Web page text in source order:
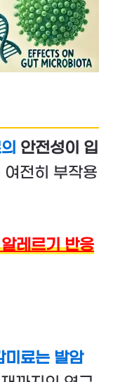
안전성이 입
전히 부작용
알레르기 반응
미료는 발암